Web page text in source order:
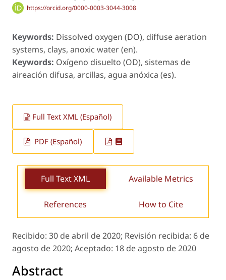
https://orcid.org/0000-0003-3044-3008
Keywords: Dissolved oxygen (DO), diffuse aeration
systems, clays, anoxic water (en).
Keywords: Oxígeno disuelto (OD), sistemas de
aireación difusa, arcillas, agua anóxica (es).
Full Text XML (Español)
PDF (Español)
Full Text XML Available Metrics
References How to Cite
Recibido: 30 de abril de 2020; Revisión recibida: 6 de
agosto de 2020; Aceptado: 18 de agosto de 2020
Abstract